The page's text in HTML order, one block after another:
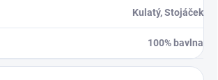
Kulatý, Stojáček
100% bavlna